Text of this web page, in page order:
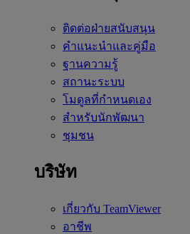
ติดต่อฝ่ายสนับสนุน
คำแนะนำและคู่มือ
ฐานความรู้
สถานะระบบ
โมดูลที่กำหนดเอง
สำหรับนักพัฒนา
ชุมชน
บริษัท
เกี่ยวกับ TeamViewer
อาชีพ